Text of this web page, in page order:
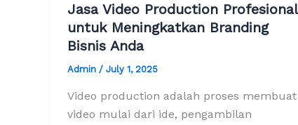
Jasa Video Production Profesional
untuk Meningkatkan Branding
Bisnis Anda
Admin / July 1, 2025
Video production adalah proses membuat
video mulai dari ide, pengambilan